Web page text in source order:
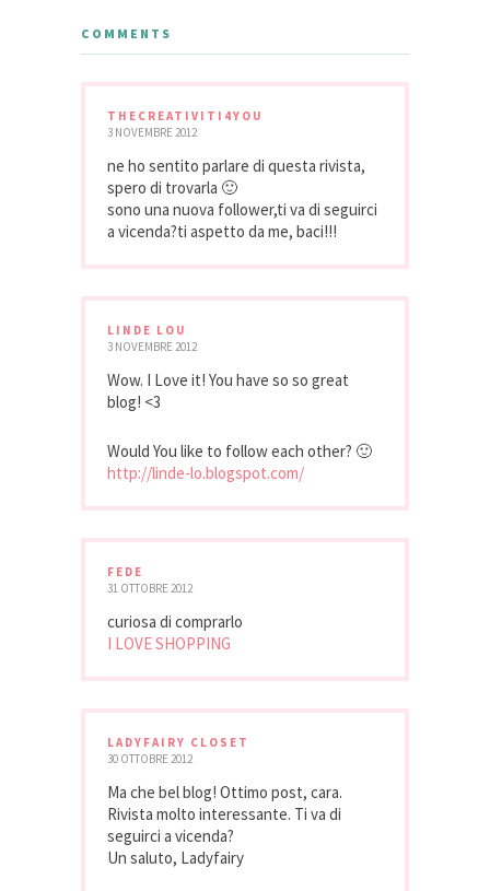
COMMENTS
THECREATIVITI4YOU
3 NOVEMBRE 2012
ne ho sentito parlare di questa rivista,
spero di trovarla 🙂
sono una nuova follower,ti va di seguirci
a vicenda?ti aspetto da me, baci!!!
LINDE LOU
3 NOVEMBRE 2012
Wow. I Love it! You have so so great
blog! <3
Would You like to follow each other? 🙂
http://linde-lo.blogspot.com/
FEDE
31 OTTOBRE 2012
curiosa di comprarlo
I LOVE SHOPPING
LADYFAIRY CLOSET
30 OTTOBRE 2012
Ma che bel blog! Ottimo post, cara.
Rivista molto interessante. Ti va di
seguirci a vicenda?
Un saluto, Ladyfairy